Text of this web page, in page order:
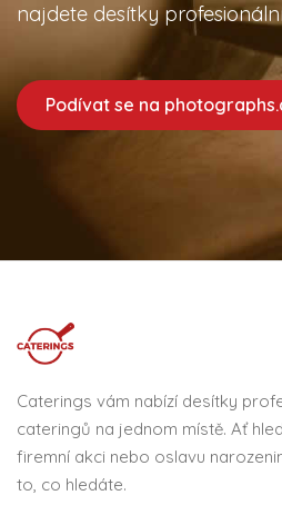
najdete desítky
Podívat se na
Caterings vám nabízí desítky
cateringů na jednom místě. Ať
firemní akci nebo oslavu
to, co hledáte.